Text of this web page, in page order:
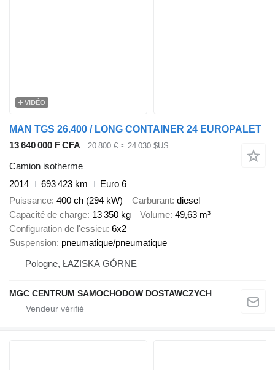
VIDÉO
MAN TGS 26.400 / LONG CONTAINER 24 EUROPALET
13 640 000 F CFA
20 800 € ≈ 24 030 $US
Camion isotherme
2014
693 423 km
Euro 6
Puissance 400 ch (294 kW) Carburant diesel
Capacité de charge 13 350 kg Volume 49,63 m³
Configuration de l'essieu 6x2
Suspension pneumatique/pneumatique
Pologne, ŁAZISKA GÓRNE
MGC CENTRUM SAMOCHODOW DOSTAWCZYCH